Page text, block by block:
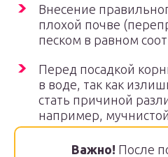
Внесение
плохой почве
песком в равном
Перед посадкой
в воде, так как
стать причиной
например,
Важно! После